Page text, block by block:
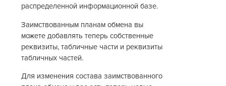
распределенной информационной базе.
Заимствованным планам обмена вы
можете добавлять теперь собственные
реквизиты, табличные части и реквизиты
табличных частей.
Для изменения состава заимствованного